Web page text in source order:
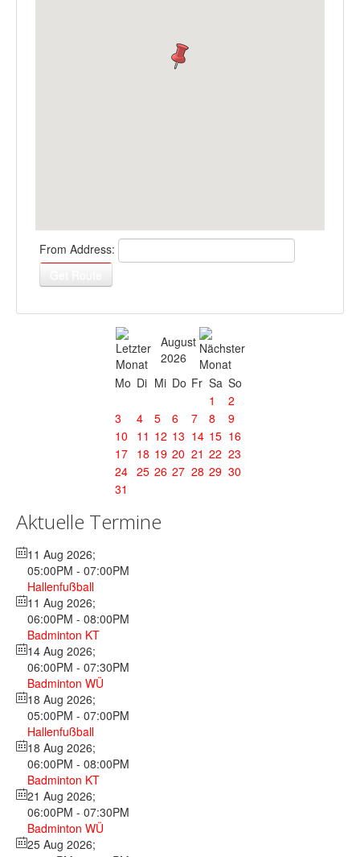
From Address:
August
2026
Mo Di Mi Do Fr Sa So
1
2
3
4 5 6 7 8
9
10
11 12 13 14 15 16
17
18 19 20 21 22 23
24 25 26 27 28 29 30
31
Aktuelle Termine
11 Aug 2026;
05:00PM - 07:00PM
Hallenfußball
11 Aug 2026;
06:00PM - 08:00PM
Badminton KT
14 Aug 2026;
06:00PM - 07:30PM
Badminton WÜ
18 Aug 2026;
05:00PM - 07:00PM
Hallenfußball
18 Aug 2026;
06:00PM - 08:00PM
Badminton KT
21 Aug 2026;
06:00PM - 07:30PM
Badminton WÜ
25 Aug 2026;